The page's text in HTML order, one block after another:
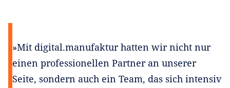
»Mit digital.manufaktur hatten wir nicht nur
einen professionellen Partner an unserer
Seite, sondern auch ein Team, das sich intensiv